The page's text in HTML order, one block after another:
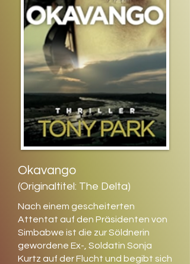
Okavango
(Originaltitel: The Delta)
Nach einem gescheiterten
Attentat auf den Präsidenten von
Simbabwe ist die zur Söldnerin
gewordene Ex-, Soldatin Sonja
Kurtz auf der Flucht und begibt sich